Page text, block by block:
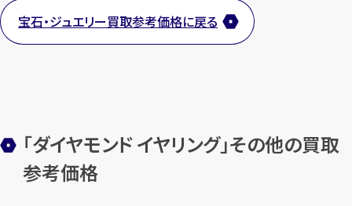
宝石・ジュエリー買取参考価格に戻る
「ダイヤモンド イヤリング」その他の買取
参考価格